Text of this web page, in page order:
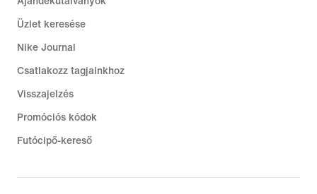
Üzlet keresése
Nike Journal
Csatlakozz tagjainkhoz
Visszajelzés
Promóciós kódok
Futócipő-kereső